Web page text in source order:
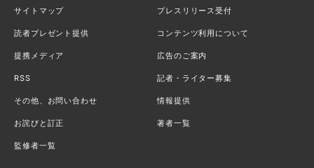
サイトマップ プレスリリース受付
読者プレゼント提供 コンテンツ利用について
提携メディア 広告のご案内
RSS 記者・ライター募集
その他、お問い合わせ 情報提供
お詫びと訂正 著者一覧
監修者一覧